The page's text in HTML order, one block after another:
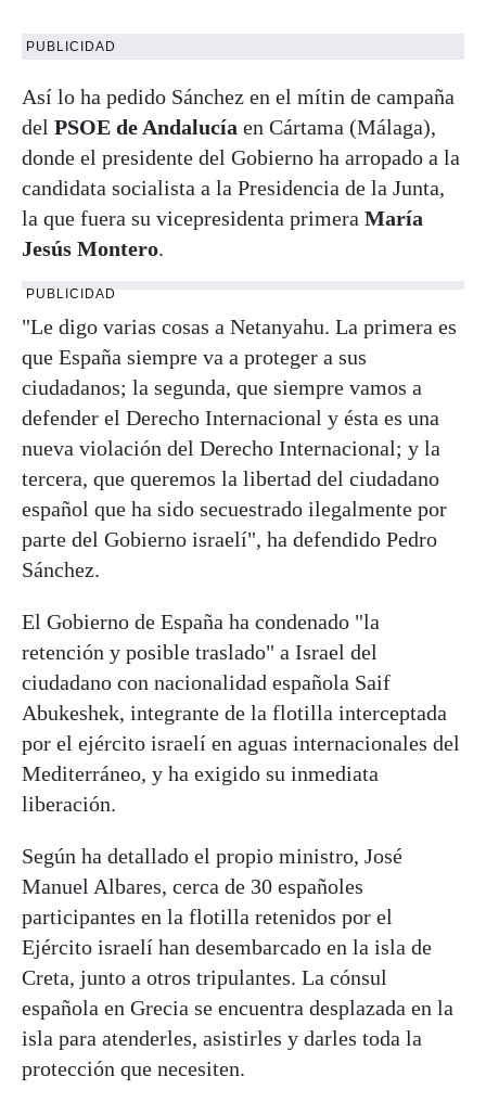
PUBLICIDAD
Así lo ha pedido Sánchez en el mítin de campaña
del PSOE de Andalucía en Cártama (Málaga),
donde el presidente del Gobierno ha arropado a la
candidata socialista a la Presidencia de la Junta,
la que fuera su vicepresidenta primera María
Jesús Montero.
PUBLICIDAD
"Le digo varias cosas a Netanyahu. La primera es
que España siempre va a proteger a sus
ciudadanos; la segunda, que siempre vamos a
defender el Derecho Internacional y ésta es una
nueva violación del Derecho Internacional; y la
tercera, que queremos la libertad del ciudadano
español que ha sido secuestrado ilegalmente por
parte del Gobierno israelí", ha defendido Pedro
Sánchez.
El Gobierno de España ha condenado "la
retención y posible traslado" a Israel del
ciudadano con nacionalidad española Saif
Abukeshek, integrante de la flotilla interceptada
por el ejército israelí en aguas internacionales del
Mediterráneo, y ha exigido su inmediata
liberación.
Según ha detallado el propio ministro, José
Manuel Albares, cerca de 30 españoles
participantes en la flotilla retenidos por el
Ejército israelí han desembarcado en la isla de
Creta, junto a otros tripulantes. La cónsul
española en Grecia se encuentra desplazada en la
isla para atenderles, asistirles y darles toda la
protección que necesiten.